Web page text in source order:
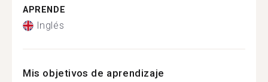
APRENDE
Inglés
Mis objetivos de aprendizaje